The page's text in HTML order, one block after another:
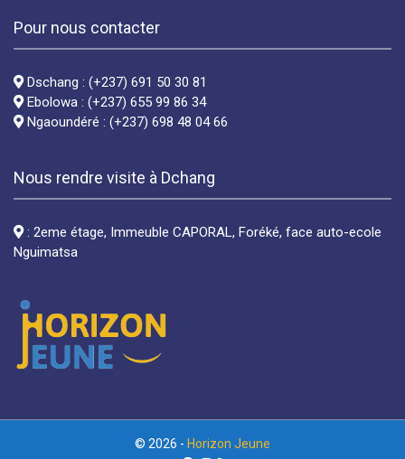
Pour nous contacter
Dschang : (+237) 691 50 30 81
Ebolowa : (+237) 655 99 86 34
Ngaoundéré : (+237) 698 48 04 66
Nous rendre visite à Dchang
: 2eme étage, Immeuble CAPORAL, Foréké, face auto-ecole
Nguimatsa
© 2026 - Horizon Jeune